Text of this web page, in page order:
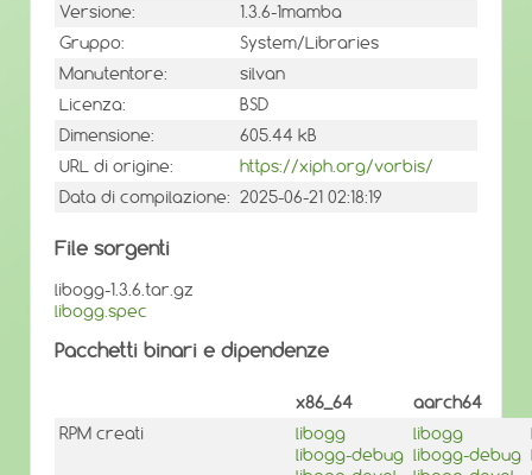
Versione:
1.3.6-1mamba
Gruppo:
System/Libraries
Manutentore:
silvan
Licenza:
BSD
Dimensione:
605.44 kB
URL di origine:
https://xiph.org/vorbis/
Data di compilazione: 2025-06-21 02:18:19
File sorgenti
libogg-1.3.6.tar.gz
libogg.spec
Pacchetti binari e dipendenze
x86_64 aarch64
RPM creati
libogg
libogg-debug
libogg
libogg-debug